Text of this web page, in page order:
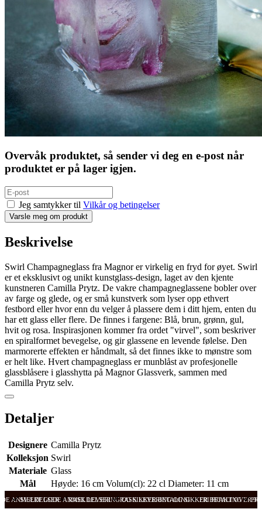
Overvåk produktet, så sender vi deg en e-post når
produktet er på lager igjen.
Jeg samtykker til Vilkår og betingelser
Varsle meg om produkt
Beskrivelse
Swirl Champagneglass fra Magnor er virkelig en fryd for øyet. Swirl
er et eksklusivt og unikt kunstglass-design, laget av den kjente
kunstneren Camilla Prytz. De vakre champagneglassene bobler over
av farge og glede, og er små kunstverk som lyser opp ethvert
festbord eller hvor enn du velger å plassere dem i ditt hjem, enten du
har ett glass eller flere. De finnes i fargene: Blå, brun, grønn, gul,
hvit og rosa. Inspirasjonen kommer fra ordet "virvel", som beskriver
en spiralformet bevegelse, og gir glassene en levende følelse. Den
marmorerte effekten er håndmalt, så det finnes ikke to mønstre som
er helt like. Hvert champagneglass er munblåst av profesjonelle
glassblåsere i glasshytta på Magnor Glassverk, sammen med
Camilla Prytz selv.
Detaljer
Designere Camilla Prytz
Kolleksjon Swirl
Materiale Glass
Mål
Høyde: 16 cm Volum(cl): 22 cl Diameter: 11 cm
ANMELDELSER RASK LEVERING OG SIKKER BETALING FRI FRAKT OVER
SVÆRT GODE ANMELDELSER RASK LEVERING OG SIKKER BETALING